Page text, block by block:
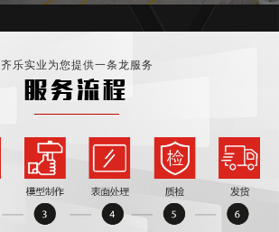
齐乐实业为您提供一条龙服务
服务流程